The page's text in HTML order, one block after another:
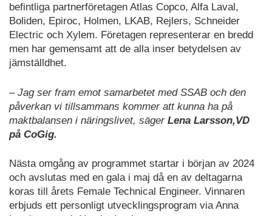
befintliga partnerföretagen Atlas Copco, Alfa Laval,
Boliden, Epiroc, Holmen, LKAB, Rejlers, Schneider
Electric och Xylem. Företagen representerar en bredd
men har gemensamt att de alla inser betydelsen av
jämställdhet.
– Jag ser fram emot samarbetet med SSAB och den
påverkan vi tillsammans kommer att kunna ha på
maktbalansen i näringslivet, säger Lena Larsson,VD
på CoGig.
Nästa omgång av programmet startar i början av 2024
och avslutas med en gala i maj då en av deltagarna
koras till årets Female Technical Engineer. Vinnaren
erbjuds ett personligt utvecklingsprogram via Anna